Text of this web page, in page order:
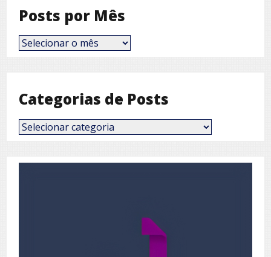
Posts por Mês
Posts
por
Categorias de Posts
Categorias
de